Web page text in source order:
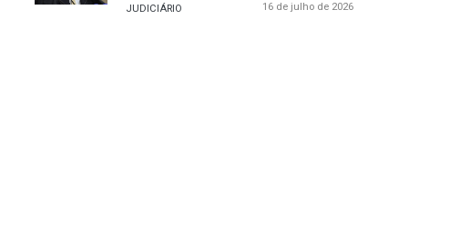
JUDICIÁRIO 16 de julho de 2026